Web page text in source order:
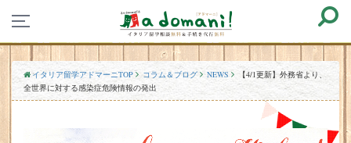
イタリア留学アドマーニTOP コラム＆ブログ NEWS
【4/1更新】外務省より、
全世界に対する感染症危険情報の発出